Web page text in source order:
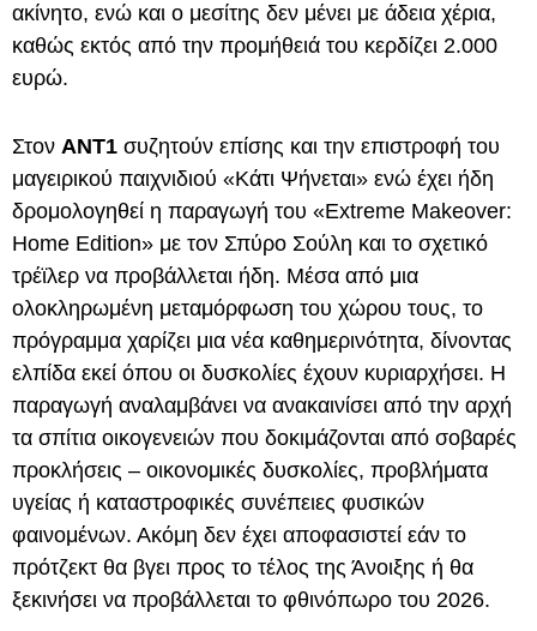
ακίνητο, ενώ και ο μεσίτης δεν μένει με άδεια χέρια,
καθώς εκτός από την προμήθειά του κερδίζει 2.000
ευρώ.
Στον ΑΝΤ1 συζητούν επίσης και την επιστροφή του
μαγειρικού παιχνιδιού «Κάτι Ψήνεται» ενώ έχει ήδη
δρομολογηθεί η παραγωγή του «Extreme Makeover:
Home Edition» με τον Σπύρο Σούλη και το σχετικό
τρέϊλερ να προβάλλεται ήδη. Μέσα από μια
ολοκληρωμένη μεταμόρφωση του χώρου τους, το
πρόγραμμα χαρίζει μια νέα καθημερινότητα, δίνοντας
ελπίδα εκεί όπου οι δυσκολίες έχουν κυριαρχήσει. Η
παραγωγή αναλαμβάνει να ανακαινίσει από την αρχή
τα σπίτια οικογενειών που δοκιμάζονται από σοβαρές
προκλήσεις – οικονομικές δυσκολίες, προβλήματα
υγείας ή καταστροφικές συνέπειες φυσικών
φαινομένων. Ακόμη δεν έχει αποφασιστεί εάν το
πρότζεκτ θα βγει προς το τέλος της Άνοιξης ή θα
ξεκινήσει να προβάλλεται το φθινόπωρο του 2026.